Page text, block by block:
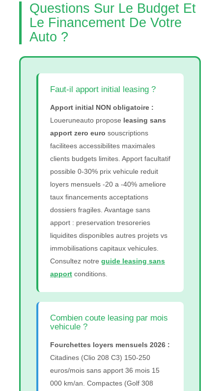
Questions Sur Le Budget Et
Le Financement De Votre
Auto ?
Faut-il apport initial leasing ?
Apport initial NON obligatoire :
Loueruneauto propose leasing sans
apport zero euro souscriptions
facilitees accessibilites maximales
clients budgets limites. Apport facultatif
possible 0-30% prix vehicule reduit
loyers mensuels -20 a -40% ameliore
taux financements acceptations
dossiers fragiles. Avantage sans
apport : preservation tresoreries
liquidites disponibles autres projets vs
immobilisations capitaux vehicules.
Consultez notre guide leasing sans
apport conditions.
Combien coute leasing par mois
vehicule ?
Fourchettes loyers mensuels 2026 :
Citadines (Clio 208 C3) 150-250
euros/mois sans apport 36 mois 15
000 km/an. Compactes (Golf 308